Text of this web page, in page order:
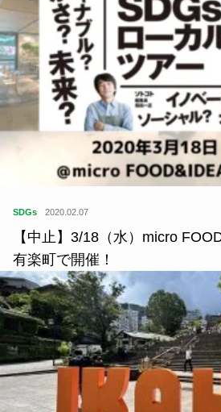
SDGs 2020.02.07
【中止】3/18（水）micro
有楽町で開催！